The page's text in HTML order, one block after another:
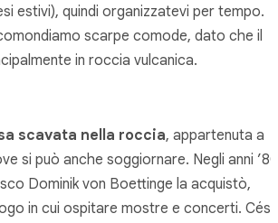
estivi), quindi organizzatevi per tempo.
scarpe comode, dato che il
in roccia vulcanica.
scavata nella roccia, appartenuta a
si può anche soggiornare. Negli anni
Dominik von Boettinge la acquistò,
in cui ospitare mostre e concerti.